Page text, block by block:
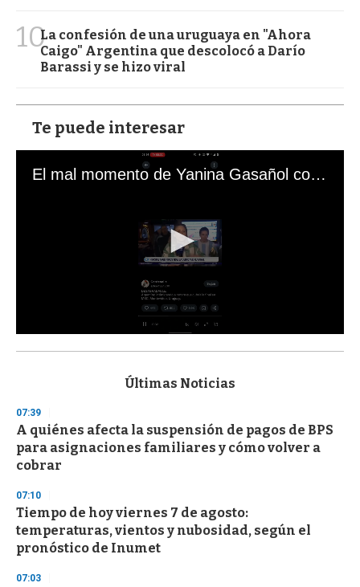
10La confesión de una uruguaya en "Ahora
Caigo" Argentina que descolocó a Darío
Barassi y se hizo viral
Te puede interesar
El mal momento de Yanina Gasañol con un hincha argentino en "Subrayado"
s
d
s
o
f
3
s
e
c
o
n
d
Últimas Noticias
07:39
A quiénes afecta la suspensión de pagos de BPS
para asignaciones familiares y cómo volver a
cobrar
07:10
Tiempo de hoy viernes 7 de agosto:
temperaturas, vientos y nubosidad, según el
pronóstico de Inumet
07:03